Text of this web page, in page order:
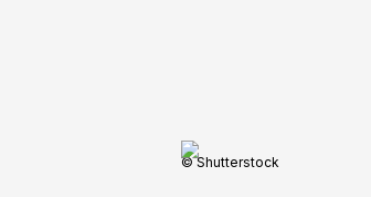
© Shutterstock